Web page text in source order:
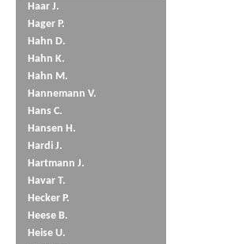
Haar J.
Hager P.
Hahn D.
Hahn K.
Hahn M.
Hannemann V.
Hans C.
Hansen H.
Hardi J.
Hartmann J.
Havar T.
Hecker P.
Heese B.
Heise U.